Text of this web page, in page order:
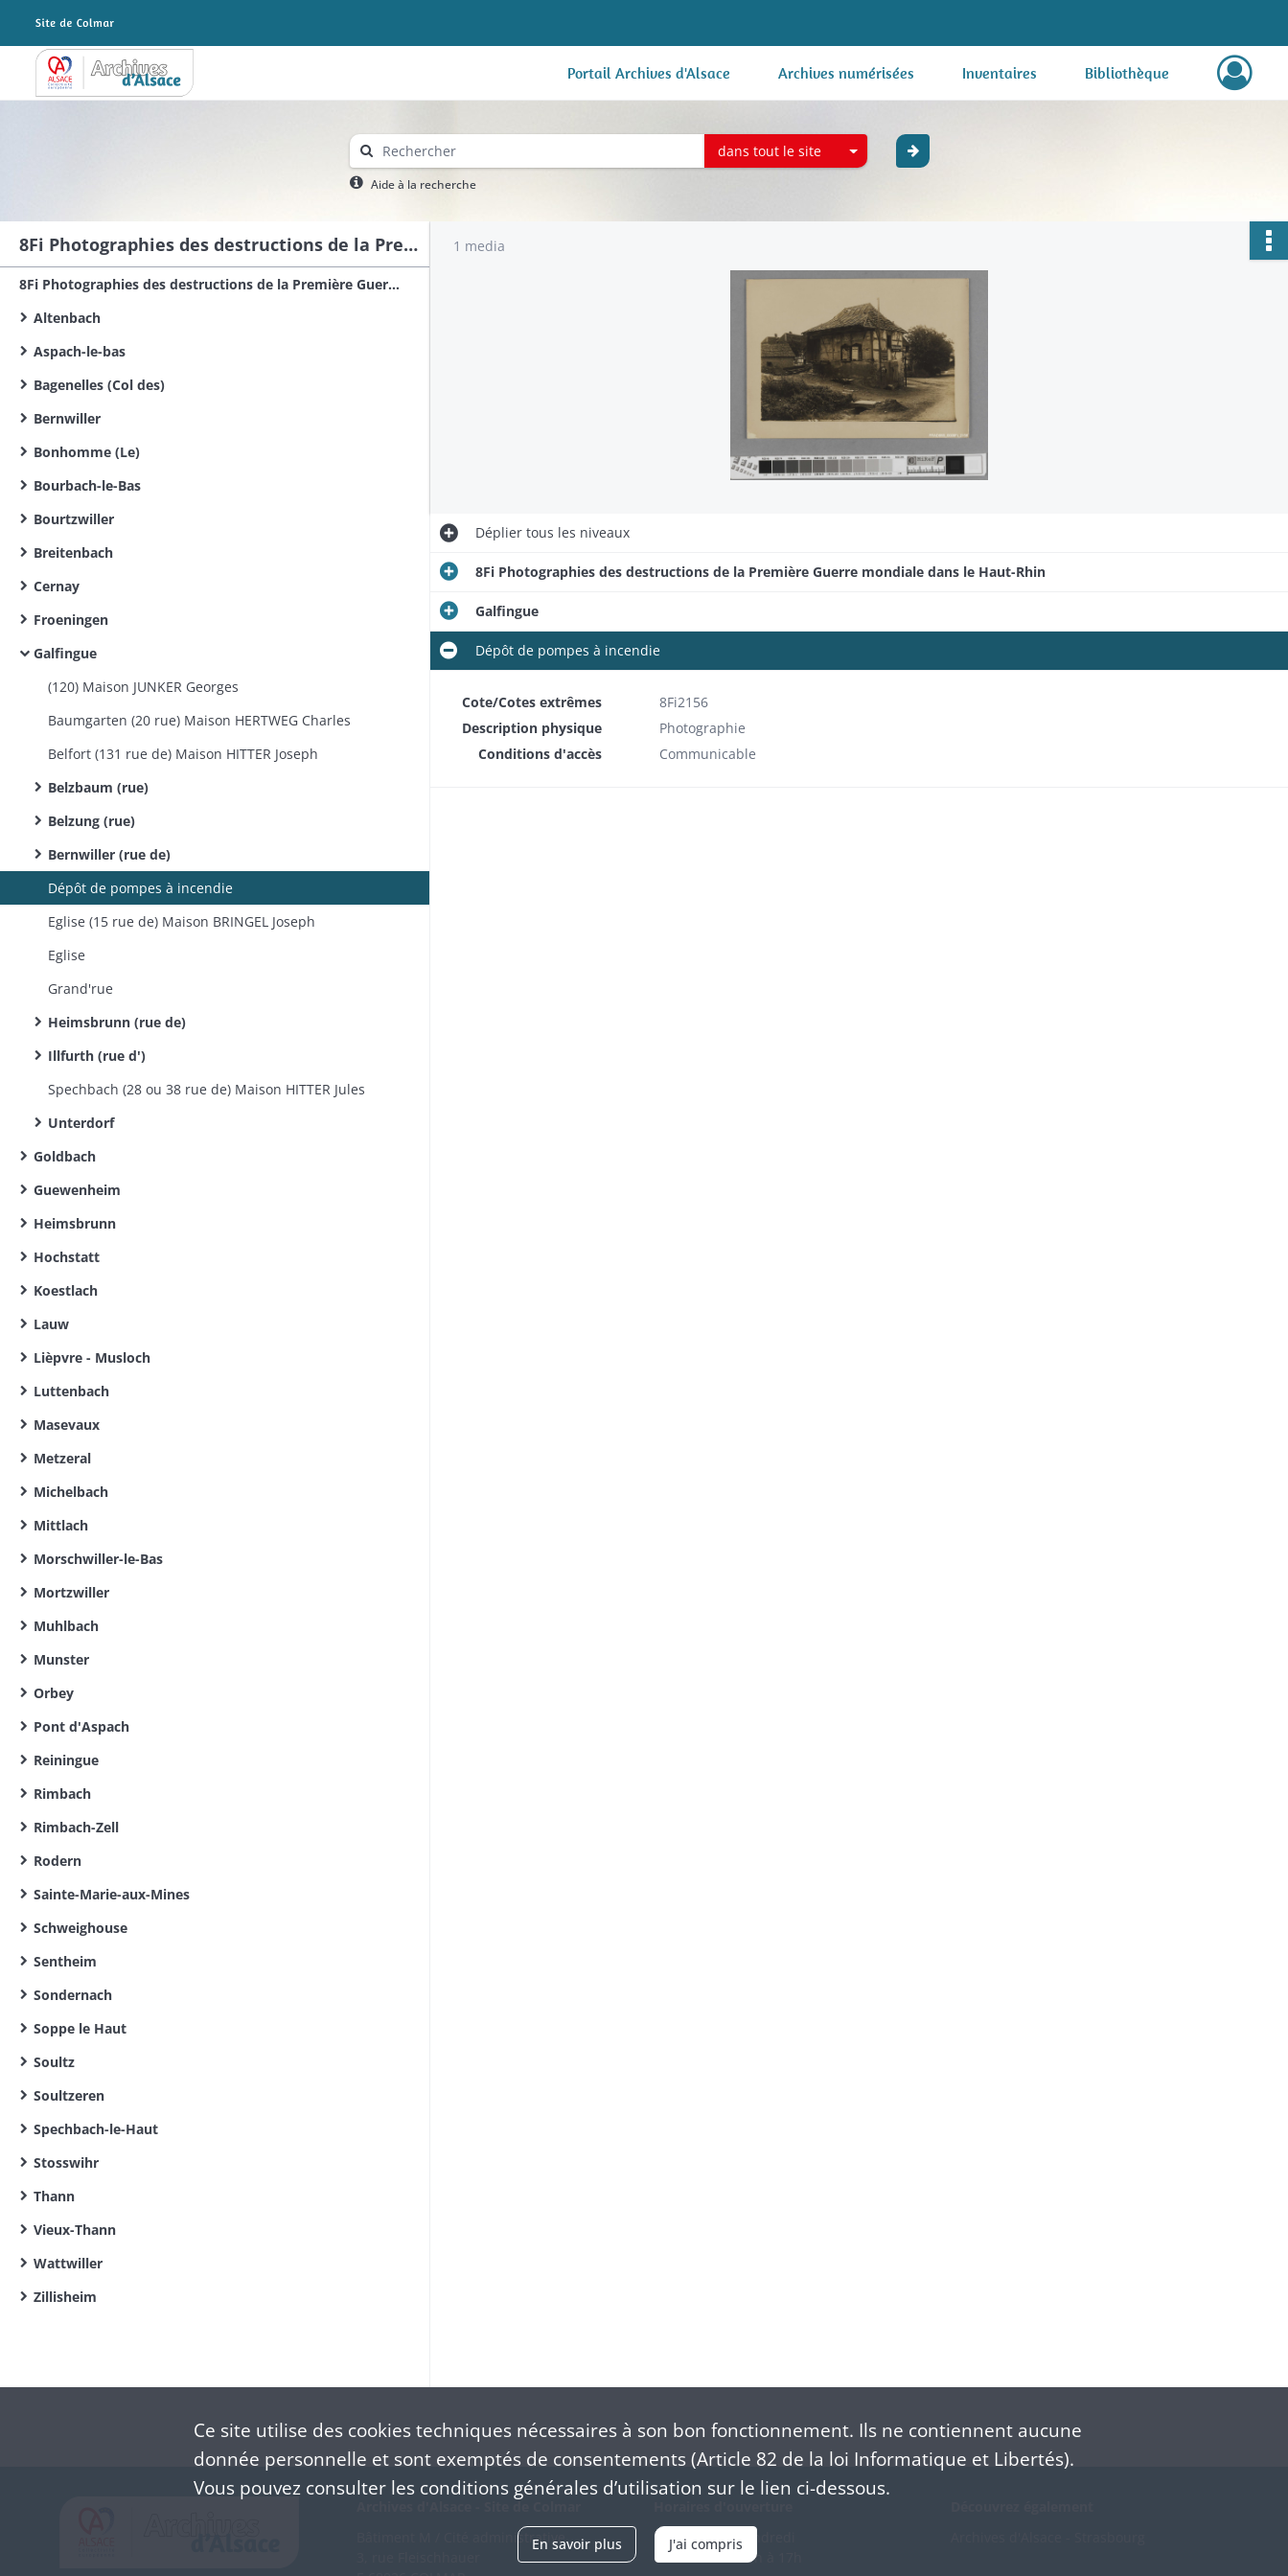
Archives Alsace - Colmar Portail Archives d'Alsace Archives numérisées Inventaires Bibliothèque
dans tout le site
Aide à la recherche
8Fi Photographies des destructions de la Première Guerre mondiale dans le sud du Haut-Rhin
8Fi Photographies des destructions de la Première Guerre mondiale dans le Haut-Rhin
Altenbach
Aspach-le-bas
Bagenelles (Col des)
Bernwiller
Bonhomme (Le)
Bourbach-le-Bas
Bourtzwiller
Breitenbach
Cernay
Froeningen
Galfingue
(120) Maison JUNKER Georges
Baumgarten (20 rue) Maison HERTWEG Charles
Belfort (131 rue de) Maison HITTER Joseph
Belzbaum (rue)
Belzung (rue)
Bernwiller (rue de)
Dépôt de pompes à incendie
Eglise (15 rue de) Maison BRINGEL Joseph
Eglise
Grand'rue
Heimsbrunn (rue de)
Illfurth (rue d')
Spechbach (28 ou 38 rue de) Maison HITTER Jules
Unterdorf
Goldbach
Guewenheim
Heimsbrunn
Hochstatt
Koestlach
Lauw
Lièpvre - Musloch
Luttenbach
Masevaux
Metzeral
Michelbach
Mittlach
Morschwiller-le-Bas
Mortzwiller
Muhlbach
Munster
Orbey
Pont d'Aspach
Reiningue
Rimbach
Rimbach-Zell
Rodern
Sainte-Marie-aux-Mines
Schweighouse
Sentheim
Sondernach
Soppe le Haut
Soultz
Soultzeren
Spechbach-le-Haut
Stosswihr
Thann
Vieux-Thann
Wattwiller
Zillisheim
1 media
Dépliertous les niveaux
8Fi Photographies des destructions de la Première Guerre mondiale dans le Haut-Rhin
Galfingue
Dépôt de pompes à incendie
Cote/Cotes extrêmes
8Fi2156
Description physique
Photographie
Conditions d'accès
Communicable
Bâtiment M / Cité administrative
Du mardi au vendredi
en continu de 9h à 17h
Ce site utilise des cookiestechniques nécessaires à son bon fonctionnement. Ils ne contiennent aucune
donnée personnelle et sont exemptés de consentements (Article 82 de la loi Informatique et Libertés).
Vous pouvez consulter les conditions générales d’utilisation sur le lien ci-dessous.
En savoir plus J'ai compris